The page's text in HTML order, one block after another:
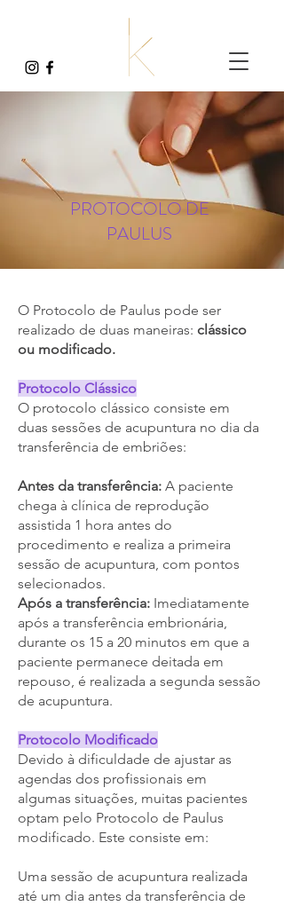
PROTOCOLO DE
PAULUS
O Protocolo de Paulus pode ser
realizado de duas maneiras: clássico
ou modificado.
Protocolo Clássico
O protocolo clássico consiste em
duas sessões de acupuntura no dia da
transferência de embriões:
Antes da transferência: A paciente
chega à clínica de reprodução
assistida 1 hora antes do
procedimento e realiza a primeira
sessão de acupuntura, com pontos
selecionados.
Após a transferência: Imediatamente
após a transferência embrionária,
durante os 15 a 20 minutos em que a
paciente permanece deitada em
repouso, é realizada a segunda sessão
de acupuntura.
Protocolo Modificado
Devido à dificuldade de ajustar as
agendas dos profissionais em
algumas situações, muitas pacientes
optam pelo Protocolo de Paulus
modificado. Este consiste em:
Uma sessão de acupuntura realizada
até um dia antes da transferência de